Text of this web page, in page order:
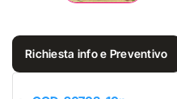
Richiesta info e Preventivo